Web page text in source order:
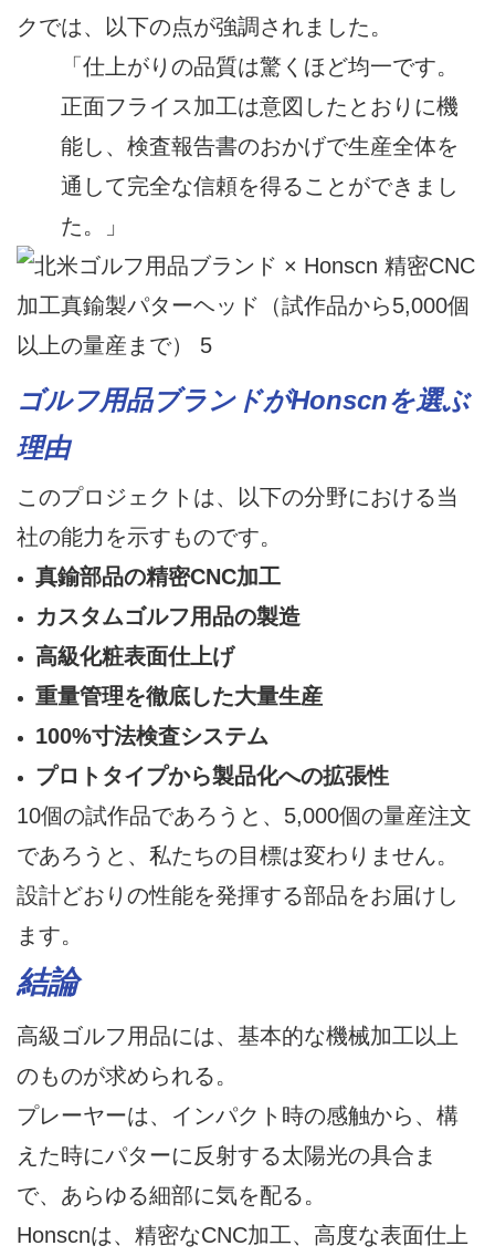
クでは、以下の点が強調されました。
「仕上がりの品質は驚くほど均一です。
正面フライス加工は意図したとおりに機
能し、検査報告書のおかげで生産全体を
通して完全な信頼を得ることができまし
た。」
ゴルフ用品ブランドがHonscnを選ぶ
理由
このプロジェクトは、以下の分野における当
社の能力を示すものです。
真鍮部品の精密CNC加工
カスタムゴルフ用品の製造
高級化粧表面仕上げ
重量管理を徹底した大量生産
100%寸法検査システム
プロトタイプから製品化への拡張性
10個の試作品であろうと、5,000個の量産注文
であろうと、私たちの目標は変わりません。
設計どおりの性能を発揮する部品をお届けし
ます。
結論
高級ゴルフ用品には、基本的な機械加工以上
のものが求められる。
プレーヤーは、インパクト時の感触から、構
えた時にパターに反射する太陽光の具合ま
で、あらゆる細部に気を配る。
Honscnは、精密なCNC加工、高度な表面仕上